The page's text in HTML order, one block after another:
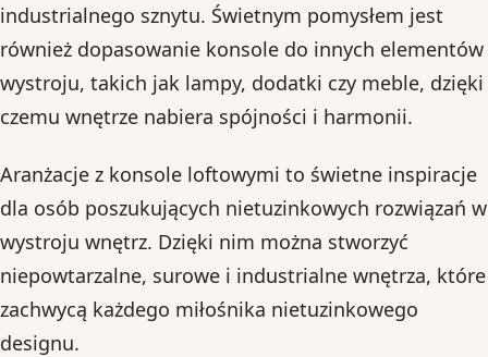
industrialnego sznytu. Świetnym pomysłem jest
również dopasowanie konsole do innych elementów
wystroju, takich jak lampy, dodatki czy meble, dzięki
czemu wnętrze nabiera spójności i harmonii.
Aranżacje z konsole loftowymi to świetne inspiracje
dla osób poszukujących nietuzinkowych rozwiązań w
wystroju wnętrz. Dzięki nim można stworzyć
niepowtarzalne, surowe i industrialne wnętrza, które
zachwycą każdego miłośnika nietuzinkowego
designu.